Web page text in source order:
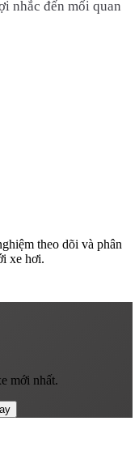
nhắc đến mối quan
theo dõi và phân
xe hơi.
mới nhất.